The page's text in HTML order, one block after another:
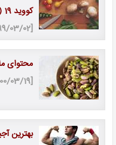
کووید 19 (COVID-19) ایجاد کنید؟
[1399/03/02 06:13:09]
محتوای
[1400/03/19 15:12:39]
بهترین